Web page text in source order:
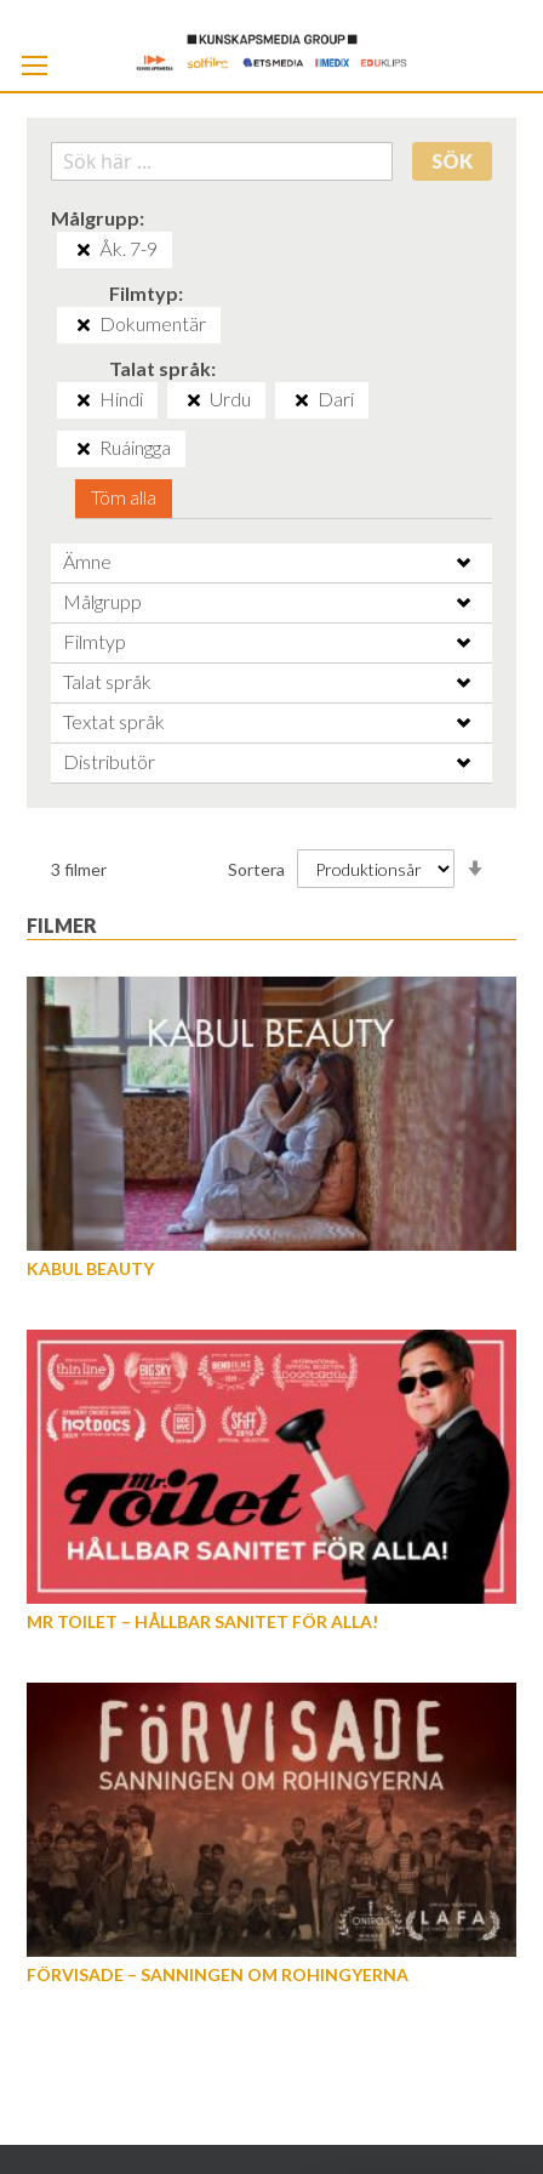
SÖK
Målgrupp
Åk. 7-9
Filmtyp
Dokumentär
Talat språk
Hindi
Urdu Dari
Ruáingga
Töm alla
Ämne
Målgrupp
Filmtyp
Talat språk
Textat språk
Distributör
3 filmer Sortera
FILMER
KABUL BEAUTY
MR TOILET – HÅLLBAR SANITET FÖR ALLA!
FÖRVISADE – SANNINGEN OM ROHINGYERNA